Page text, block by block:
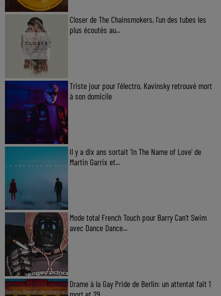
Closer de The Chainsmokers, l’un des tubes les
plus écoutés au...
Triste jour pour l'électro, Kavinsky retrouvé mort
à son domicile
Il y a dix ans sortait 'In The Name of Love' de
Martin Garrix et...
Mode total French Touch pour Barry Can't Swim
avec Dance Dance...
Drame à la Gay Pride de Berlin: un attentat fait 1